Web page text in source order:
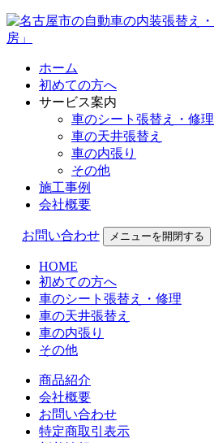
ホーム
初めての方へ
サービス案内
車のシート張替え・修理
車の天井張替え
車の内張り
その他
施工事例
会社概要
お問い合わせ メニューを開閉する
HOME
初めての方へ
車のシート張替え・修理
車の天井張替え
車の内張り
その他
商品紹介
会社概要
お問い合わせ
特定商取引表示